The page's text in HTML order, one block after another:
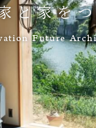
と家を
Future